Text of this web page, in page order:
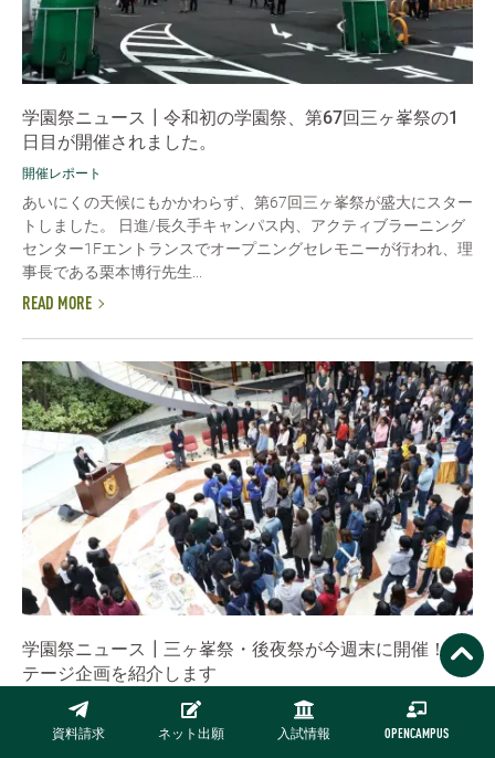
資料請求 ネット出願 入試情報 OPENCAMPUS
学園祭ニュース┃令和初の学園祭、第67回三ヶ峯祭の1
日目が開催されました。
開催レポート
あいにくの天候にもかかわらず、第67回三ヶ峯祭が盛大にスター
トしました。 日進/長久手キャンパス内、アクティブラーニング
センター1Fエントランスでオープニングセレモニーが行われ、理
事長である栗本博行先生...
READ MORE
学園祭ニュース┃三ヶ峯祭・後夜祭が今週末に開催！ス
テージ企画を紹介します
開催レポート
第67回三ヶ峯祭・第30回後夜祭が今週末に迫って参りました！